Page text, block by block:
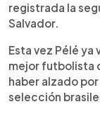
registrada la
Salvador.
Esta vez Pélé
mejor futbolista
haber alzado
selección